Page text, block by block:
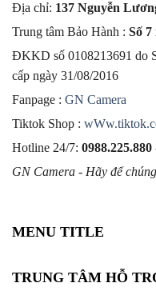
Địa chỉ: 137 Nguyễn
Trung tâm Bảo Hành : Số
ĐKKD số 0108213691 do
cấp ngày 31/08/2016
Fanpage : GN Camera
Tiktok Shop :
Hotline 24/7: 0988.225.880
GN Camera - Hãy để
MENU TITLE
TRUNG TÂM HỖ